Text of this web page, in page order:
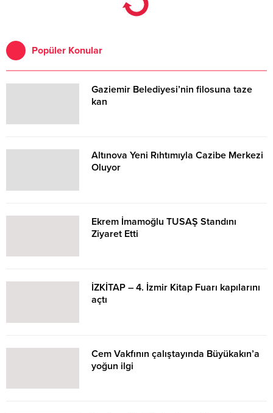
misafirleriyle buluşmaya devam
ediyor.
Popüler Konular
Gaziemir Belediyesi’nin filosuna taze
kan
Altınova Yeni Rıhtımıyla Cazibe Merkezi
Oluyor
Ekrem İmamoğlu TUSAŞ Standını
Ziyaret Etti
İZKİTAP – 4. İzmir Kitap Fuarı kapılarını
açtı
Cem Vakfının çalıştayında Büyükakın’a
yoğun ilgi